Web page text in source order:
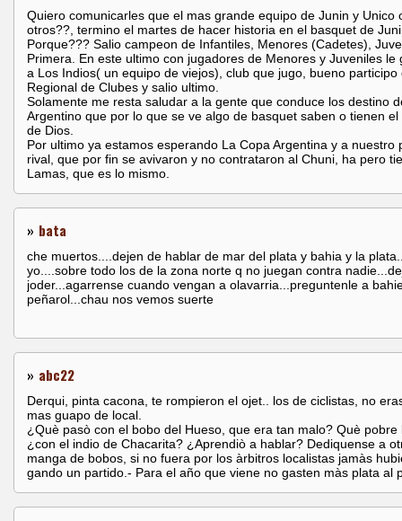
Quiero comunicarles que el mas grande equipo de Junin y Unico
otros??, termino el martes de hacer historia en el basquet de
Porque??? Salio campeon de Infantiles, Menores (Cadetes),
Primera. En este ultimo con jugadores de Menores y Juveniles le
a Los Indios( un equipo de viejos), club que jugo, bueno participo
Regional de Clubes y salio ultimo.
Solamente me resta saludar a la gente que conduce los destino
Argentino que por lo que se ve algo de basquet saben o tienen el
de Dios.
Por ultimo ya estamos esperando La Copa Argentina y a nuestro
rival, que por fin se avivaron y no contrataron al Chuni, ha pero
Lamas, que es lo mismo.
» bata
che muertos....dejen de hablar de mar del plata y bahia y la
yo....sobre todo los de la zona norte q no juegan contra
joder...agarrense cuando vengan a olavarria...preguntenle a
peñarol...chau nos vemos suerte
» abc22
Derqui, pinta cacona, te rompieron el ojet.. los de ciclistas, no
mas guapo de local.
¿Què pasò con el bobo del Hueso, que era tan malo? Què pobre
¿con el indio de Chacarita? ¿Aprendiò a hablar? Dediquense a
manga de bobos, si no fuera por los àrbitros localistas jamàs
gando un partido.- Para el año que viene no gasten màs plata al